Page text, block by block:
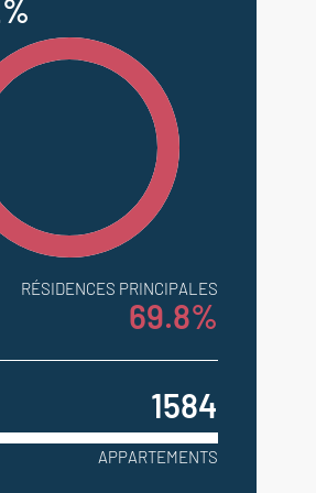
RÉSIDENCES PRINCIPALES
69.8%
1584
APPARTEMENTS